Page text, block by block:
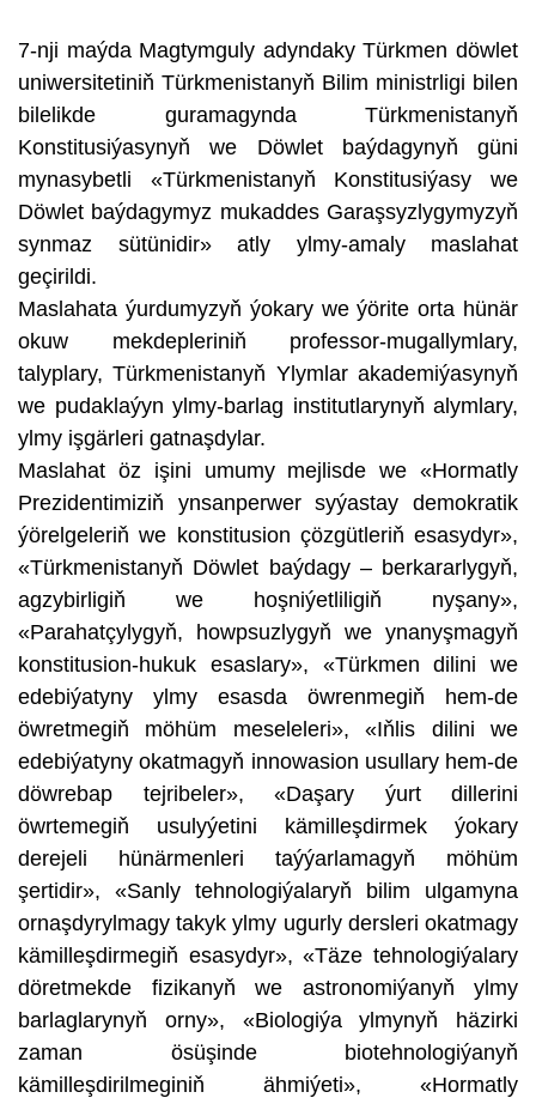
7-nji maýda Magtymguly adyndaky Türkmen döwlet
uniwersitetiniň Türkmenistanyň Bilim ministrligi bilen
bilelikde guramagynda Türkmenistanyň
Konstitusiýasynyň we Döwlet baýdagynyň güni
mynasybetli «Türkmenistanyň Konstitusiýasy we
Döwlet baýdagymyz mukaddes Garaşsyzlygymyzyň
synmaz sütünidir» atly ylmy-amaly maslahat
geçirildi.
Maslahata ýurdumyzyň ýokary we ýörite orta hünär
okuw mekdepleriniň professor-mugallymlary,
talyplary, Türkmenistanyň Ylymlar akademiýasynyň
we pudaklaýyn ylmy-barlag institutlarynyň alymlary,
ylmy işgärleri gatnaşdylar.
Maslahat öz işini umumy mejlisde we «Hormatly
Prezidentimiziň ynsanperwer syýastay demokratik
ýörelgeleriň we konstitusion çözgütleriň esasydyr»,
«Türkmenistanyň Döwlet baýdagy – berkararlygyň,
agzybirligiň we hoşniýetliligiň nyşany»,
«Parahatçylygyň, howpsuzlygyň we ynanyşmagyň
konstitusion-hukuk esaslary», «Türkmen dilini we
edebiýatyny ylmy esasda öwrenmegiň hem-de
öwretmegiň möhüm meseleleri», «Iňlis dilini we
edebiýatyny okatmagyň innowasion usullary hem-de
döwrebap tejribeler», «Daşary ýurt dillerini
öwrtemegiň usulyýetini kämilleşdirmek ýokary
derejeli hünärmenleri taýýarlamagyň möhüm
şertidir», «Sanly tehnologiýalaryň bilim ulgamyna
ornaşdyrylmagy takyk ylmy ugurly dersleri okatmagy
kämilleşdirmegiň esasydyr», «Täze tehnologiýalary
döretmekde fizikanyň we astronomiýanyň ylmy
barlaglarynyň orny», «Biologiýa ylmynyň häzirki
zaman ösüşinde biotehnologiýanyň
kämilleşdirilmeginiň ähmiýeti», «Hormatly